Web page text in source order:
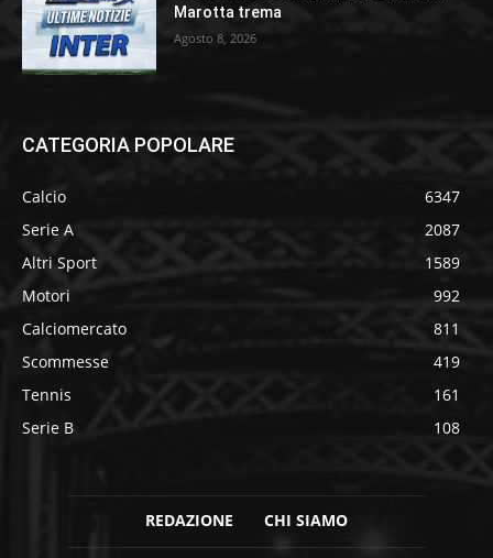
Marotta trema
Agosto 8, 2026
CATEGORIA POPOLARE
Calcio
6347
Serie A
2087
Altri Sport
1589
Motori
992
Calciomercato
811
Scommesse
419
Tennis
161
Serie B
108
REDAZIONE CHI SIAMO